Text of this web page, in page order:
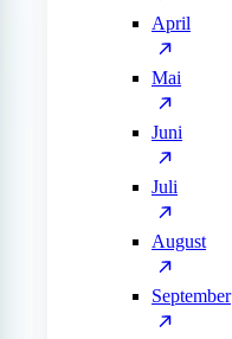
April
Mai
Juni
Juli
August
September